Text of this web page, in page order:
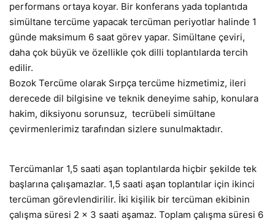
performans ortaya koyar. Bir konferans yada toplantıda
simültane tercüme yapacak tercüman periyotlar halinde 1
günde maksimum 6 saat görev yapar. Simültane çeviri,
daha çok büyük ve özellikle çok dilli toplantılarda tercih
edilir.
Bozok Tercüme olarak Sırpça tercüme hizmetimiz, ileri
derecede dil bilgisine ve teknik deneyime sahip, konulara
hakim, diksiyonu sorunsuz, tecrübeli simültane
çevirmenlerimiz tarafından sizlere sunulmaktadır.
Tercümanlar 1,5 saati aşan toplantılarda hiçbir şekilde tek
başlarına çalışamazlar. 1,5 saati aşan toplantılar için ikinci
tercüman görevlendirilir. İki kişilik bir tercüman ekibinin
çalışma süresi 2 x 3 saati aşamaz. Toplam çalışma süresi 6